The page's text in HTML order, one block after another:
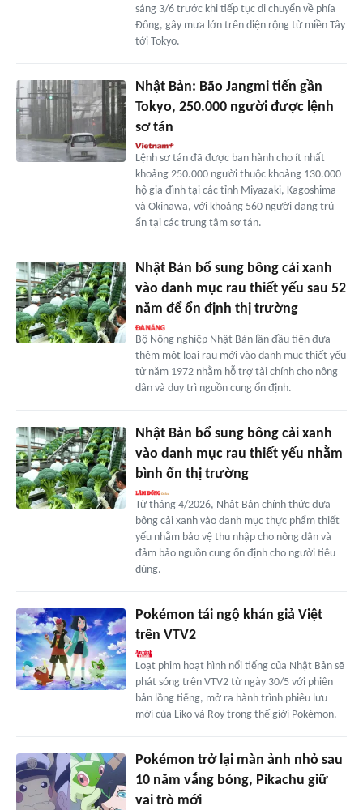
sáng 3/6 trước khi tiếp tục di chuyển về phía
Đông, gây mưa lớn trên diện rộng từ miền Tây
tới Tokyo.
Nhật Bản: Bão Jangmi tiến gần
Tokyo, 250.000 người được lệnh
sơ tán
Lệnh sơ tán đã được ban hành cho ít nhất
khoảng 250.000 người thuộc khoảng 130.000
hộ gia đình tại các tỉnh Miyazaki, Kagoshima
và Okinawa, với khoảng 560 người đang trú
ẩn tại các trung tâm sơ tán.
Nhật Bản bổ sung bông cải xanh
vào danh mục rau thiết yếu sau 52
năm để ổn định thị trường
Bộ Nông nghiệp Nhật Bản lần đầu tiên đưa
thêm một loại rau mới vào danh mục thiết yếu
từ năm 1972 nhằm hỗ trợ tài chính cho nông
dân và duy trì nguồn cung ổn định.
Nhật Bản bổ sung bông cải xanh
vào danh mục rau thiết yếu nhằm
bình ổn thị trường
Từ tháng 4/2026, Nhật Bản chính thức đưa
bông cải xanh vào danh mục thực phẩm thiết
yếu nhằm bảo vệ thu nhập cho nông dân và
đảm bảo nguồn cung ổn định cho người tiêu
dùng.
Pokémon tái ngộ khán giả Việt
trên VTV2
Loạt phim hoạt hình nổi tiếng của Nhật Bản sẽ
phát sóng trên VTV2 từ ngày 30/5 với phiên
bản lồng tiếng, mở ra hành trình phiêu lưu
mới của Liko và Roy trong thế giới Pokémon.
Pokémon trở lại màn ảnh nhỏ sau
10 năm vắng bóng, Pikachu giữ
vai trò mới